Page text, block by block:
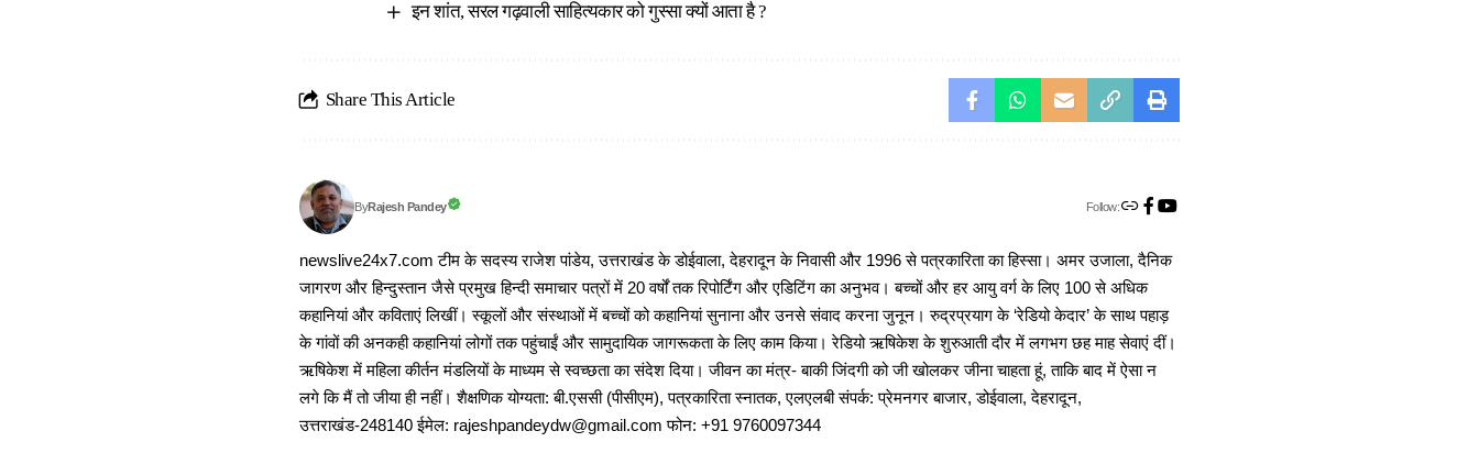
इन शांत, सरल गढ़वाली साहित्यकार को गुस्सा क्यों आता है ?
Share This Article
ByRajesh Pandey Follow:
newslive24x7.com टीम के सदस्य राजेश पांडेय, उत्तराखंड के डोईवाला, देहरादून के निवासी और 1996 से पत्रकारिता का हिस्सा। अमर उजाला, दैनिक
जागरण और हिन्दुस्तान जैसे प्रमुख हिन्दी समाचार पत्रों में 20 वर्षों तक रिपोर्टिंग और एडिटिंग का अनुभव। बच्चों और हर आयु वर्ग के लिए 100 से अधिक
कहानियां और कविताएं लिखीं। स्कूलों और संस्थाओं में बच्चों को कहानियां सुनाना और उनसे संवाद करना जुनून। रुद्रप्रयाग के ‘रेडियो केदार’ के साथ पहाड़
के गांवों की अनकही कहानियां लोगों तक पहुंचाईं और सामुदायिक जागरूकता के लिए काम किया। रेडियो ऋषिकेश के शुरुआती दौर में लगभग छह माह सेवाएं दीं।
ऋषिकेश में महिला कीर्तन मंडलियों के माध्यम से स्वच्छता का संदेश दिया। जीवन का मंत्र- बाकी जिंदगी को जी खोलकर जीना चाहता हूं, ताकि बाद में ऐसा न
लगे कि मैं तो जीया ही नहीं। शैक्षणिक योग्यता: बी.एससी (पीसीएम), पत्रकारिता स्नातक, एलएलबी संपर्क: प्रेमनगर बाजार, डोईवाला, देहरादून,
उत्तराखंड-248140 ईमेल: rajeshpandeydw@gmail.com फोन: +91 9760097344